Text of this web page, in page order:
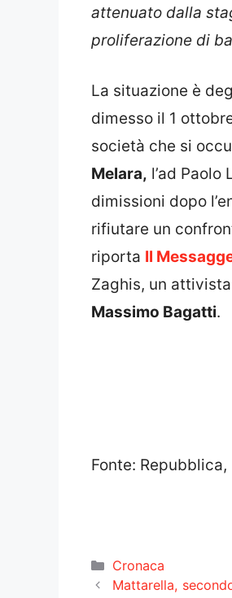
attenuato dalla
proliferazione di
La situazione è
dimesso il 1
società che si
Melara, l’ad
dimissioni dopo
rifiutare un
riporta Il
Zaghis, un
Massimo Bagatti.
Fonte:
Categorie
Cronaca
Mattarella,